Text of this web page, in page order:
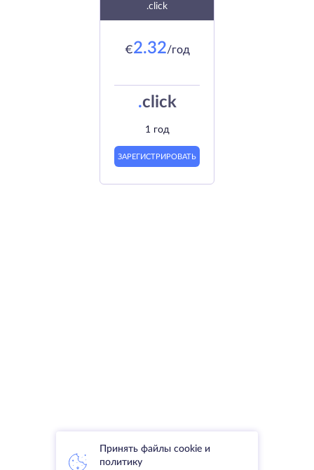
.click
€2.32/год
.click
1 год
ЗАРЕГИСТРИРОВАТЬ
Принять файлы cookie и
политику